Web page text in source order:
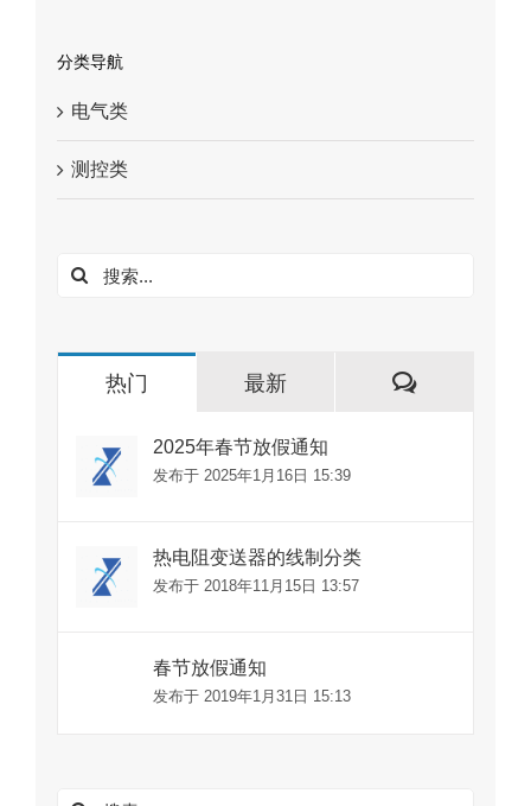
分类导航
电气类
测控类
搜
热门 最新
评
2025年春节放假通知
发布于 2025年1月16日 15:39
热电阻变送器的线制分类
发布于 2018年11月15日 13:57
春节放假通知
发布于 2019年1月31日 15:13